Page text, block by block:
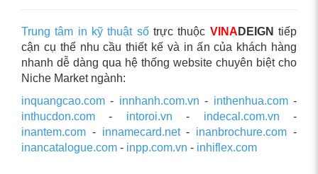
Trung tâm in kỹ thuật sốtrực thuộc VINA DEIGN tiếp
cận cụ thể nhu cầu thiết kế và in ấn của khách hàng
nhanh dễ dàng qua hệ thống website chuyên biệt cho
Niche Market ngành:
inquangcao.com - innhanh.com.vn - inthenhua.com-
inthucdon.com - intoroi.vn - indecal.com.vn -
inantem.com - innamecard.net- inanbrochure.com -
inancatalogue.com - inpp.com.vn - inhiflex.com